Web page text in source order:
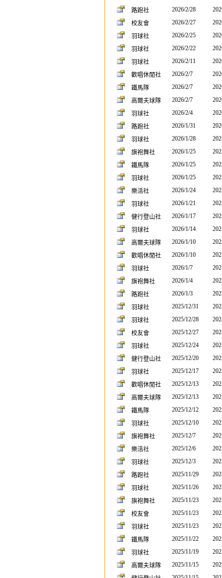
路跑社
2026/2/28
校友會
2026/2/27
羽球社
2026/2/25
羽球社
2026/2/22
羽球社
2026/2/11
歡唱休閒社
2026/2/7
鐵馬隊
2026/2/7
高爾夫球隊
2026/2/7
羽球社
2026/2/4
路跑社
2026/1/31
羽球社
2026/1/28
旗袍舞社
2026/1/25
鐵馬隊
2026/1/25
羽球社
2026/1/25
樂活社
2026/1/24
羽球社
2026/1/21
健行登山社
2026/1/17
羽球社
2026/1/14
高爾夫球隊
2026/1/10
歡唱休閒社
2026/1/10
羽球社
2026/1/7
旗袍舞社
2026/1/4
路跑社
2026/1/3
羽球社
2025/12/31
羽球社
2025/12/28
校友會
2025/12/27
羽球社
2025/12/24
健行登山社
2025/12/20
羽球社
2025/12/17
歡唱休閒社
2025/12/13
高爾夫球隊
2025/12/13
鐵馬隊
2025/12/12
羽球社
2025/12/10
旗袍舞社
2025/12/7
樂活社
2025/12/6
羽球社
2025/12/3
路跑社
2025/11/29
羽球社
2025/11/26
旗袍舞社
2025/11/23
校友會
2025/11/23
羽球社
2025/11/23
鐵馬隊
2025/11/22
羽球社
2025/11/19
高爾夫球隊
2025/11/15